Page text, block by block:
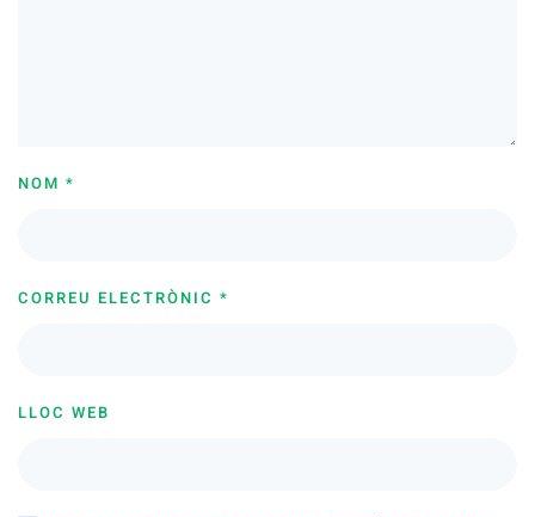
NOM *
CORREU ELECTRÒNIC *
LLOC WEB